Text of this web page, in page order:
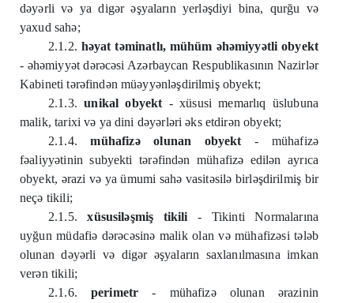
dəyərli və ya digər əşyaların yerləşdiyi bina, qurğu və
yaxud sahə;
2.1.2. həyat təminatlı, mühüm əhəmiyyətli obyekt
- əhəmiyyət dərəcəsi Azərbaycan Respublikasının Nazirlər
Kabineti tərəfindən müəyyənləşdirilmiş obyekt;
2.1.3.unikal obyekt - xüsusi memarlıq üslubuna
malik, tarixi və ya dini dəyərləri əks etdirən obyekt;
2.1.4. mühafizə olunan obyekt - mühafizə
fəaliyyətinin subyekti tərəfindən mühafizə edilən ayrıca
obyekt, ərazi və ya ümumi sahə vasitəsilə birləşdirilmiş bir
neçə tikili;
2.1.5.xüsusiləşmiş tikili - Tikinti Normalarına
uyğun müdafiə dərəcəsinə malik olan və mühafizəsi tələb
olunan dəyərli və digər əşyaların saxlanılmasına imkan
verən tikili;
2.1.6. perimetr - mühafizə olunan ərazinin